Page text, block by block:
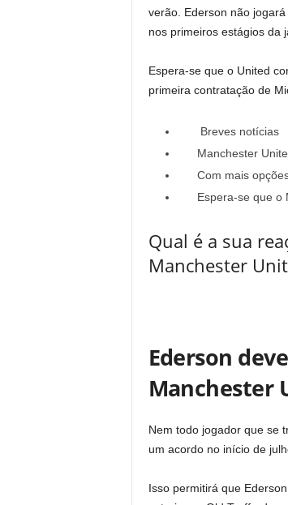
verão. Ederson não
nos primeiros estágios da
Espera-se que o United
primeira contratação de
Breves notícias
Manchester
Com mais
Espera-se que o
Qual é a sua
Manchester
Ederson
Manchester
Nem todo jogador que se
um acordo no início de
Isso permitirá que